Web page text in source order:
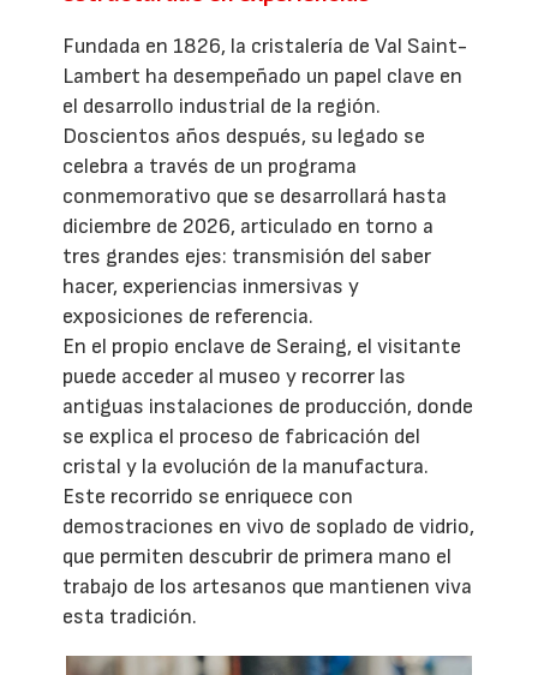
Fundada en 1826, la cristalería de Val Saint-
Lambert ha desempeñado un papel clave en
el desarrollo industrial de la región.
Doscientos años después, su legado se
celebra a través de un programa
conmemorativo que se desarrollará hasta
diciembre de 2026, articulado en torno a
tres grandes ejes: transmisión del saber
hacer, experiencias inmersivas y
exposiciones de referencia.
En el propio enclave de Seraing, el visitante
puede acceder al museo y recorrer las
antiguas instalaciones de producción, donde
se explica el proceso de fabricación del
cristal y la evolución de la manufactura.
Este recorrido se enriquece con
demostraciones en vivo de soplado de vidrio,
que permiten descubrir de primera mano el
trabajo de los artesanos que mantienen viva
esta tradición.